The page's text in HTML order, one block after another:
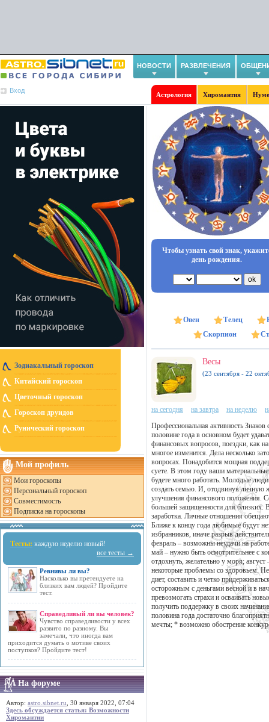
НОВОСТИ РАЗВЛЕЧЕНИЯ
Вход
Астрология Хиромантия
Зодиакальный гороскоп
Китайский гороскоп
Цветочный гороскоп
Гороскоп друидов
Рунический гороскоп
Мой профиль
Мои гороскопы
Персональный гороскоп
Совместимость
Подписка на гороскопы
Тесты: каждую неделю новый!
все тесты →
Ревнивы ли вы?
Насколько вы претендуете на
близких вам людей? Пройдите
тест.
Справедливый ли вы человек?
Чувство справедливости у всех
развито по разному. Вы
замечали, что иногда вам
приходится думать о мотиве своих
поступков? Пройдите тест!
На форуме
Автор: astro.sibnet.ru , 30 января 2022, 07:04
Здесь обсуждается статья: Возможности
Хиромантии
Чтобы узнать свой знак,
день рождения.
Овен Телец
Скорпион
Весы
(23 сентября - 22
на сегодня на завтра на неделю
Профессиональная активность
половине года в основном будет
финансовых вопросов, поездки, как
многое изменится. Дела несколько
вопросах. Понадобится мощная
суете. В этом году ваши
будете много работать. Молодые
создать семью. И, отодвинув личную
улучшения финансового положения.
большей защищенности для близких.
заработка. Личные отношения
Ближе к концу года любимые будут
избранников, иначе разрыв
февраль – возможны неудачи на
май – нужно быть осмотрительнее с
отдохнуть, желательно у моря;
некоторые проблемы со здоровьем.
диет, составить и четко
осторожным с деньгами весной и в
превозмогать страхи и осваивать
получить поддержку в своих
половина года достаточно
мечты; * возможно обострение